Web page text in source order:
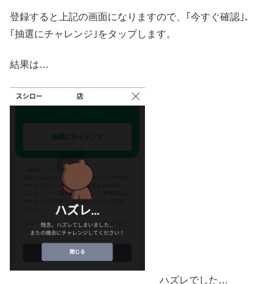
登録すると上記の画面になりますので、｢今すぐ確認｣、
｢抽選にチャレンジ｣をタップします。
結果は…
ハズレでした…